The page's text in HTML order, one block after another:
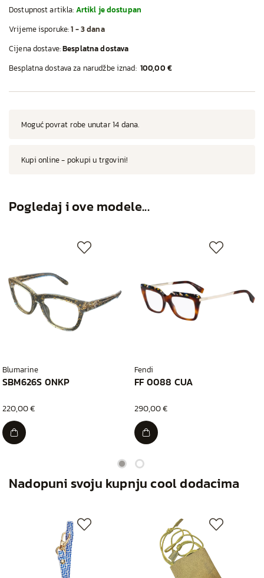
Dostupnost artikla: Artikl je dostupan
Vrijeme isporuke:1 - 3 dana
Cijena dostave:Besplatna dostava
Besplatna dostava za narudžbe iznad: 100,00 €
Moguć povrat robe unutar 14 dana.
Kupi online - pokupi u trgovini!
Pogledaj i ove modele...
Blumarine
SBM626S 0NKP
220,00 €
Fendi
FF 0088 CUA
290,00 €
Nadopuni svoju kupnju cool dodacima